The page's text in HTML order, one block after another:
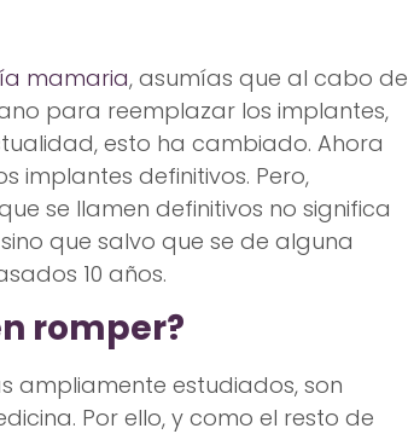
mamaria, asumías que al cabo de
para reemplazar los implantes,
esto ha cambiado. Ahora
implantes definitivos. Pero,
se llamen definitivos no significa
que salvo que se de alguna
10 años.
romper?
ampliamente estudiados, son
Por ello, y como el resto de